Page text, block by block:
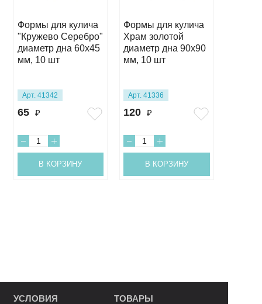
Формы для кулича
"Кружево Серебро"
диаметр дна 60х45
мм, 10 шт
Арт. 41342
65 ₽
В КОРЗИНУ
Формы для кулича
Храм золотой
диаметр дна 90х90
мм, 10 шт
Арт. 41336
120 ₽
В КОРЗИНУ
УСЛОВИЯ ТОВАРЫ